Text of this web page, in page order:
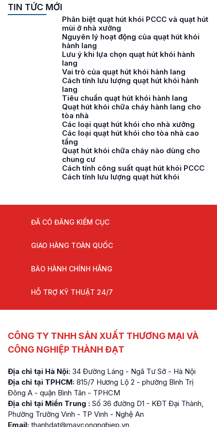
TIN TỨC MỚI
Phân biệt quạt hút khói PCCC và quạt hút
mùi ở nhà xưởng
Nguyên lý hoạt động của quạt hút khói
hành lang
Lưu ý khi lựa chọn quạt hút khói hành
lang
Vai trò của quạt hút khói hành lang
Cách tính lưu lượng quạt hút khói hành
lang
Tiêu chuẩn quạt hút khói hành lang
Quạt hút khói chữa cháy hành lang cho
tòa nhà
Các loại quạt hút khói cho nhà xưởng
Các loại quạt hút khói cho tòa nhà cao
tầng
Quạt hút khói chữa cháy nào dùng cho
chung cư
Cách tính công suất quạt hút khói PCCC
Cách tính lưu lượng quạt hút khói
ĐÃ CÓ ĐĂNG KIỂM CỤC
GIAO HÀNG TOÀN QUỐC
BẢO HÀNH CHÍNH HÃNG
HỖ TRỢ KỸ THUẬT 24/7
CÔNG TY TNHH SẢN XUẤT THƯƠNG MẠI VÀ
CÔNG NGHIỆP THÀNH ĐẠT
Địa chỉ tại Hà Nội: 34 Đường Láng - Ngã Tư Sở - Hà Nội
Địa chỉ tại TPHCM: 815/7 Hương Lộ 2 - phường Bình Trị
Đông A - quận Bình Tân - TPHCM
Địa chỉ tại Miền Trung : Số 36 đường D1 - KĐT Đại Thành,
Phường Trường Vinh - TP Vinh - Nghệ An
Email: thanhdat@maycongnghiep.vn